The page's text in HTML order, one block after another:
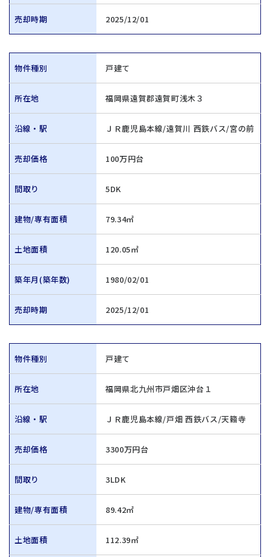
売却時期 2025/12/01
物件種別 戸建て
所在地 福岡県遠賀郡遠賀町浅木３
沿線・駅 ＪＲ鹿児島本線/遠賀川 西鉄バス/宮の前
売却価格 100万円台
間取り 5DK
建物/専有面積 79.34㎡
土地面積 120.05㎡
築年月(築年数) 1980/02/01
売却時期 2025/12/01
物件種別 戸建て
所在地 福岡県北九州市戸畑区沖台１
沿線・駅 ＪＲ鹿児島本線/戸畑 西鉄バス/天籟寺
売却価格 3300万円台
間取り 3LDK
建物/専有面積 89.42㎡
土地面積 112.39㎡